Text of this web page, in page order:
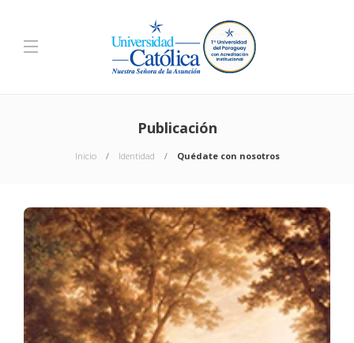
Publicación
Inicio Identidad Quédate con nosotros